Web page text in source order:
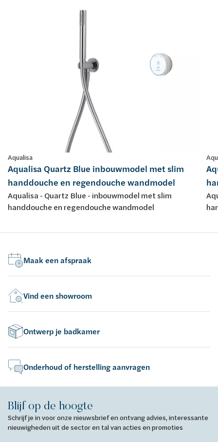
Aqualisa
Aqualisa Quartz Blue inbouwmodel met slim
handdouche en regendouche wandmodel
Aqualisa - Quartz Blue - inbouwmodel met slim
handdouche en regendouche wandmodel
Maak een afspraak
Vind een showroom
Ontwerp je badkamer
Onderhoud of herstelling aanvragen
Blijf op de hoogte
Schrijf je in voor onze nieuwsbrief en ontvang advies, interessante
nieuwigheden uit de sector en tal van acties en promoties